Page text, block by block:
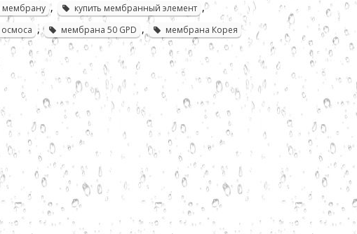
мембрану , купить мембранный элемент ,
, мембрана 50 GPD , мембрана Корея